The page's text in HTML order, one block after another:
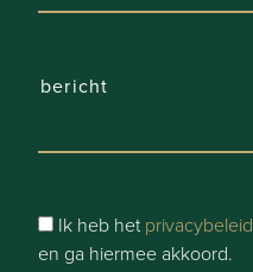
Ik heb hetprivacybeleid
en ga hiermee akkoord.